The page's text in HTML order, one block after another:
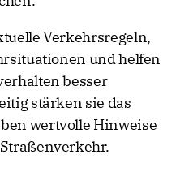
Verkehrsregeln,
und helfen
besser
stärken sie das
wertvolle Hinweise